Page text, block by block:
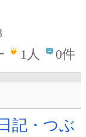
1人 0件
記・つぶ